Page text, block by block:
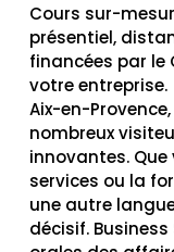
Cours sur-
présentiel,
financées par le
votre entreprise.
Aix-en-
nombreux
innovantes.
services ou la
une autre
décisif.